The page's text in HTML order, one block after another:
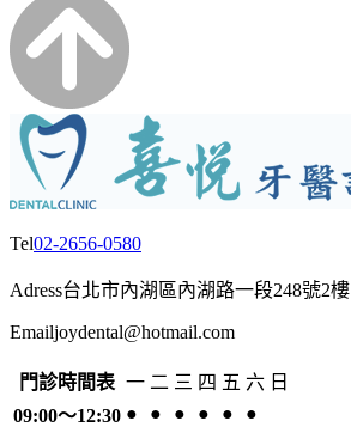
Tel02-2656-0580
Adress台北市內湖區內湖路一段248號2樓
Emailjoydental@hotmail.com
門診時間表 一 二 三 四 五 六 日
09:00～12:30 ● ● ● ● ●
●